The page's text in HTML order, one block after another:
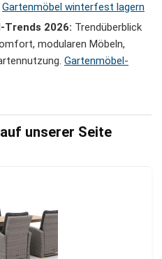
Gartenmöbel winterfest lagern
Trends 2026: Trendüberblick
modularen Möbeln,
Gartenmöbel-
unserer Seite